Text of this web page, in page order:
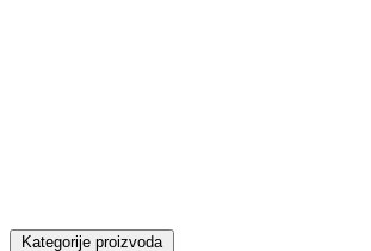
Kategorije proizvoda